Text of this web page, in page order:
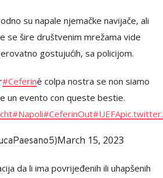
su napale njemačke navijače, ali
se šire društvenim mrežama vide
gostujućih, sa policijom.
#Ceferinè colpa nostra se non siamo
un evento con queste bestie.
#Napoli#CeferinOut#UEFA
March 15, 2023
da li ima povrijeđenih ili uhapšenih